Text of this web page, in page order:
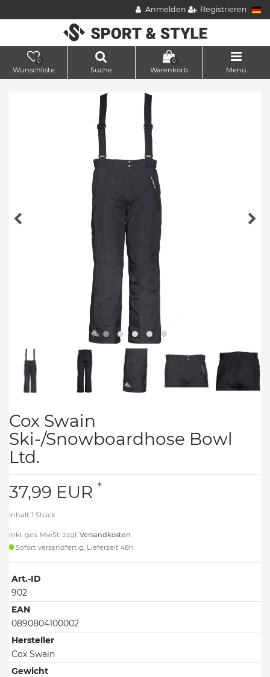
Anmelden Registrieren
0
Wunschliste Suche
0
Warenkorb Menü
Cox Swain
Ski-/Snowboardhose Bowl
Ltd.
37,99 EUR *
Inhalt 1 Stück
inkl. ges. MwSt. zzgl. Versandkosten
Sofort versandfertig, Lieferzeit 48h
Art.-ID
902
EAN
0890804100002
Hersteller
Cox Swain
Gewicht